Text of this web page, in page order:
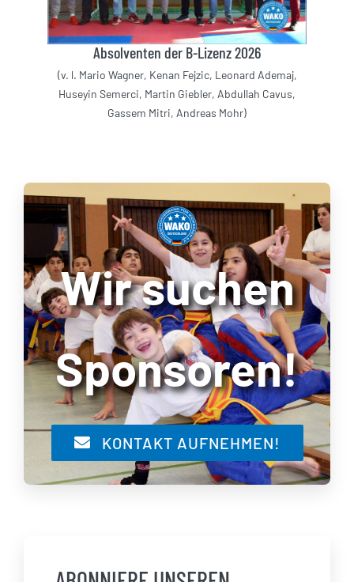
Absolventen der B-Lizenz 2026
(v. l. Mario Wagner, Kenan Fejzic, Leonard Ademaj,
Huseyin Semerci, Martin Giebler, Abdullah Cavus,
Gassem Mitri, Andreas Mohr)
Wir suchen
Sponsoren!
KONTAKT AUFNEHMEN!